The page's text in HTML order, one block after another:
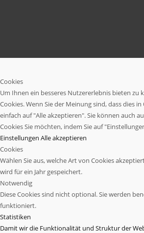
Cookies
Um Ihnen ein besseres Nutzererlebnis bieten zu
Cookies. Wenn Sie der Meinung sind, dass dies
einfach auf "Alle akzeptieren". Sie können auch
Cookies Sie möchten, indem Sie auf
Einstellungen Alle akzeptieren
Cookies
Wählen Sie aus, welche Art von Cookies
wird für ein Jahr gespeichert.
Notwendig
Diese Cookies sind nicht optional. Sie werden
funktioniert.
Statistiken
Damit wir die Funktionalität und Struktur der